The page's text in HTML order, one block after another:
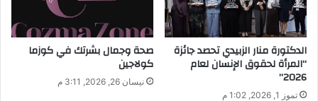
ك
ت
ر
و
ي
الدكتورة منار الزبيدي تحصد جائزة
“المرأة لحقوق الإنسان لعام
2026”
تموز 1, 2026, 1:02 م
صحة وجمال بشرتك في كوزما
كولاجين
نيسان 26, 2026, 3:11 م